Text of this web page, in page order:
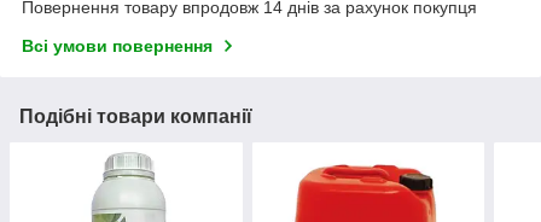
Повернення товару впродовж 14 днів за рахунок покупця
Всі умови повернення
Подібні товари компанії